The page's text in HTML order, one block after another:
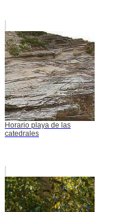
Horario playa de las
catedrales